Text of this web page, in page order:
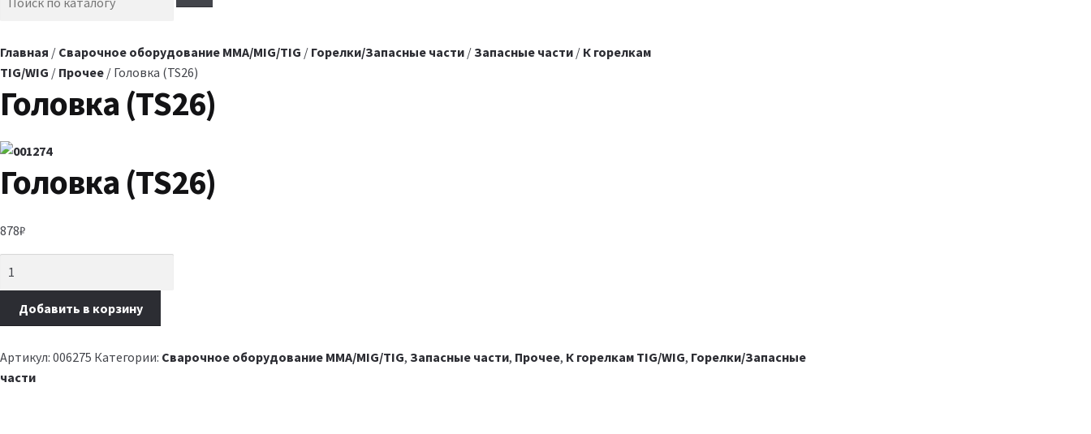
Главная / Сварочное оборудование MMA/MIG/TIG / Горелки/Запасные части / Запасные части / К горелкам
TIG/WIG / Прочее / Головка (TS26)
Головка (TS26)
Головка (TS26)
878₽
Добавить в корзину
Артикул: 006275 Категории: Сварочное оборудование MMA/MIG/TIG, Запасные части, Прочее, К горелкам TIG/WIG, Горелки/Запасные
части